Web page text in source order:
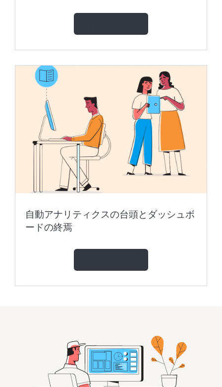
自動アナリティクスの台頭とダッシュボ
ードの終焉